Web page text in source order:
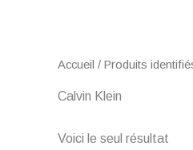
Accueil / Produits
Calvin Klein
Voici le seul résultat